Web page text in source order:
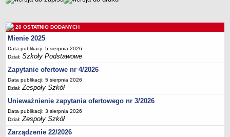
Kontrole
Rejestry, ewidencje, archiwa
Sprawozdania
Deklaracja dostępności
PORADNIE PSYCHOLOGICZNO-PEDAGOGICZNE
Zespół Poradni
BIURO FINANSÓW OŚWIATY
Dane podstawowe
Statut
20 OSTATNIO DODANYCH
Mienie 2025
Data publikacji: 5 sierpnia 2026
Dział:Szkoły Podstawowe
Zapytanie ofertowe nr 4/2026
Data publikacji: 5 sierpnia 2026
Dział:Zespoły Szkół
Unieważnienie zapytania ofertowego nr 3/2026
Data publikacji: 3 sierpnia 2026
Dział:Zespoły Szkół
Zarządzenie 22/2026